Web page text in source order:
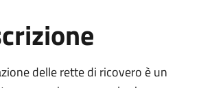
delle rette di ricovero è un